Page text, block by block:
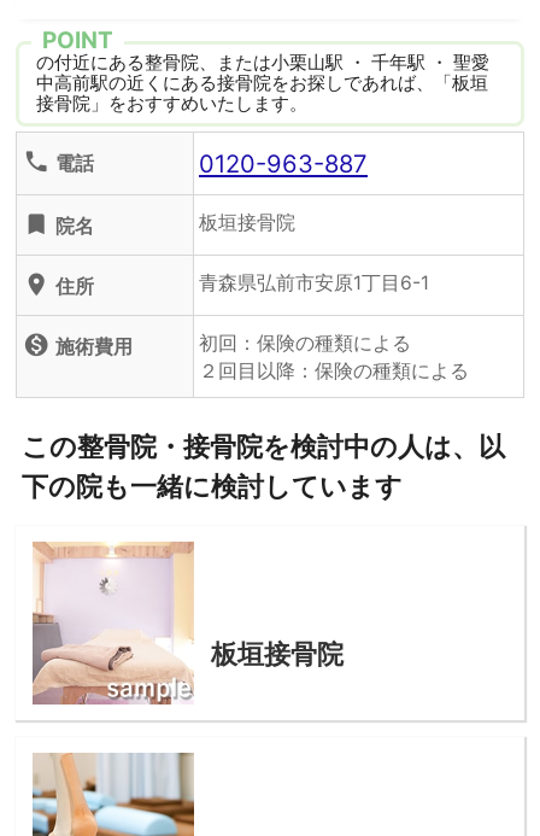
POINT
の付近にある整骨院、または小栗山駅 ・ 千年駅 ・ 聖愛
中高前駅の近くにある接骨院をお探しであれば、「板垣
接骨院」をおすすめいたします。
phone 電話 0120-963-887
turned_in 院名 板垣接骨院
location_on 住所 青森県弘前市安原1丁目6-1
monetization_on 施術費用
初回：保険の種類による
２回目以降：保険の種類による
この整骨院・接骨院を検討中の人は、以
下の院も一緒に検討しています
板垣接骨院